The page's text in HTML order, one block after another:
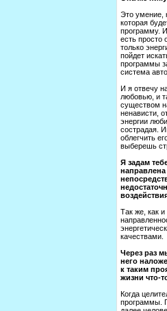
Это умение,
которая
программу.
есть просто
только
пойдет
программы
система
И я отвечу
любовью, и
существом
ненависти,
энергии
сострадая.
облегчить
выберешь
Я задам
направлена
Так же, как
качествами.
Через раз
него
к таким
жизни что-
Когда
программы.